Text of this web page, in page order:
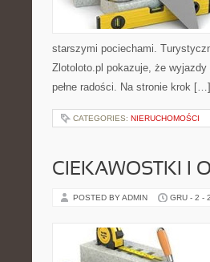
starszymi pociechami.
Zlotoloto.pl pokazuje, że
pełne radości. Na stronie krok […]
CATEGORIES: NIERUCHOMOŚCI
CIEKAWOSTKI I
POSTED BY ADMIN GRU - 2 -